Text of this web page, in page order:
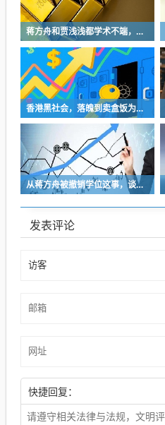
蒋方舟和贾浅浅都学术不端，为啥通报写得不一样？
香港黑社会，落魄到卖盒饭为生了吗？
从蒋方舟被撤销学位这事，谈谈小某书上常说的“先上桌”的危险性
发表评论
快捷回复：